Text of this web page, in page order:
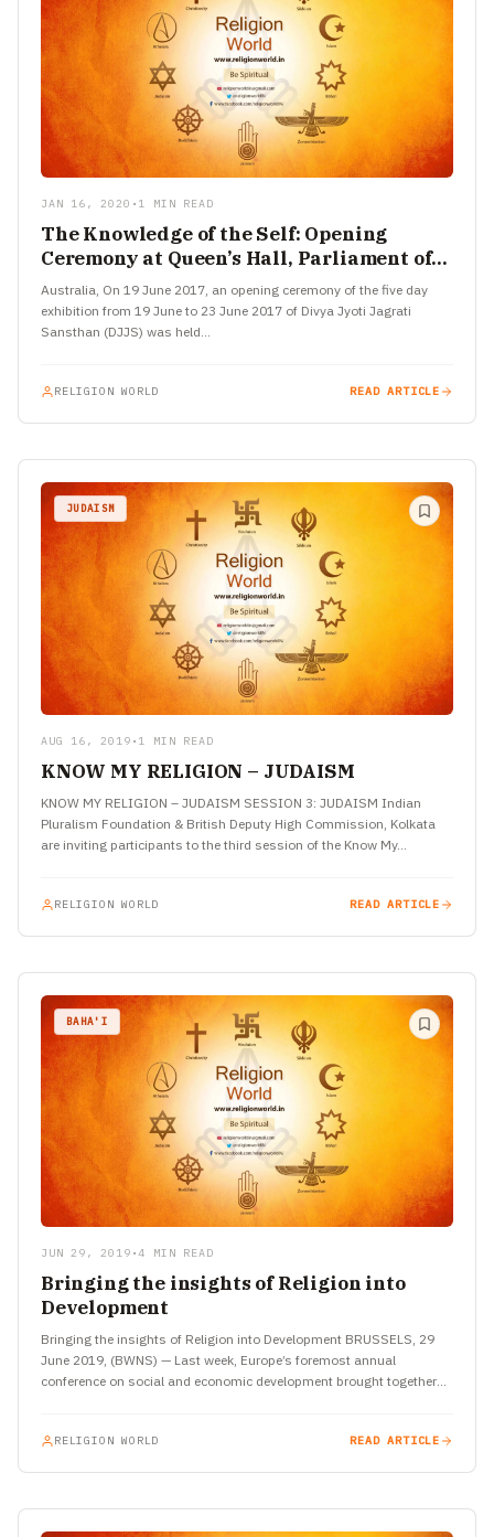
JAN 16, 2020 • 1 MIN READ
The Knowledge of the Self: Opening
Ceremony at Queen’s Hall, Parliament of
Victoria, Australia
Australia, On 19 June 2017, an opening ceremony of the five day
exhibition from 19 June to 23 June 2017 of Divya Jyoti Jagrati
Sansthan (DJJS) was held…
RELIGION WORLD READ ARTICLE
JUDAISM
AUG 16, 2019 • 1 MIN READ
KNOW MY RELIGION – JUDAISM
KNOW MY RELIGION – JUDAISM SESSION 3: JUDAISM Indian
Pluralism Foundation & British Deputy High Commission, Kolkata
are inviting participants to the third session of the Know My…
RELIGION WORLD READ ARTICLE
BAHA'I
JUN 29, 2019 •4 MIN READ
Bringing the insights of Religion into
Development
Bringing the insights of Religion into Development BRUSSELS, 29
June 2019, (BWNS) — Last week, Europe’s foremost annual
conference on social and economic development brought together
RELIGION WORLD READ ARTICLE